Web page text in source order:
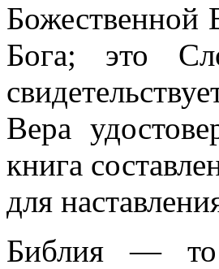
Божественной
Бога; это
Вера
книга
для
Библия —